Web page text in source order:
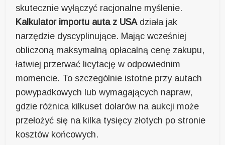
skutecznie wyłączyć racjonalne myślenie.
Kalkulator importu auta z USAdziała jak
narzędzie dyscyplinujące. Mając wcześniej
obliczoną maksymalną opłacalną cenę zakupu,
łatwiej przerwać licytację w odpowiednim
momencie. To szczególnie istotne przy autach
powypadkowych lub wymagających napraw,
gdzie różnica kilkuset dolarów na aukcji może
przełożyć się na kilka tysięcy złotych po stronie
kosztów końcowych.